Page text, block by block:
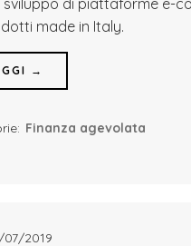
sviluppo di piattaforme e-
made in Italy.
→
Finanza agevolata
07/2019